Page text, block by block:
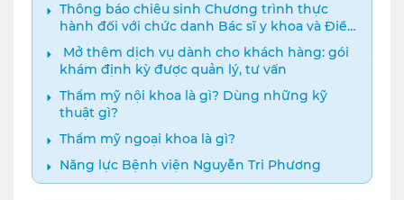
Thông báo chiêu sinh Chương trình thực
hành đối với chức danh Bác sĩ y khoa và Điều
dưỡng năm 2024
️ Mở thêm dịch vụ dành cho khách hàng: gói
khám định kỳ được quản lý, tư vấn
Thẩm mỹ nội khoa là gì? Dùng những kỹ
thuật gì?
Thẩm mỹ ngoại khoa là gì?
Năng lực Bệnh viện Nguyễn Tri Phương